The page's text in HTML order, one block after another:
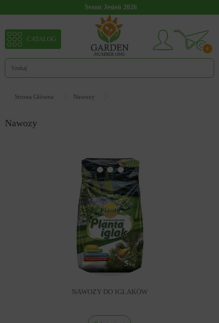
Sezon Jesień 2026
0
CATALOG
Strona Główna Nawozy
Nawozy
NAWOZY DO IGLAKÓW